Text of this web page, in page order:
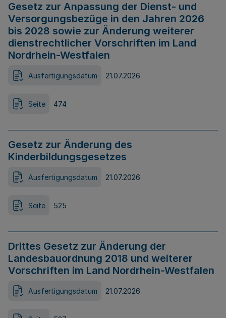
Gesetz zur Anpassung der Dienst- und
Versorgungsbezüge in den Jahren 2026
bis 2028 sowie zur Änderung weiterer
dienstrechtlicher Vorschriften im Land
Nordrhein-Westfalen
Ausfertigungsdatum 21.07.2026
Seite 474
Gesetz zur Änderung des
Kinderbildungsgesetzes
Ausfertigungsdatum 21.07.2026
Seite 525
Drittes Gesetz zur Änderung der
Landesbauordnung 2018 und weiterer
Vorschriften im Land Nordrhein-Westfalen
Ausfertigungsdatum 21.07.2026